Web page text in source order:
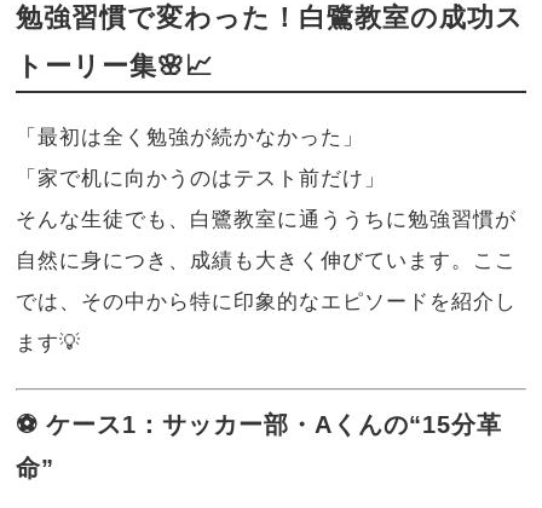
勉強習慣で変わった！白鷺教室の成功ス
トーリー集🌸📈
「最初は全く勉強が続かなかった」
「家で机に向かうのはテスト前だけ」
そんな生徒でも、白鷺教室に通ううちに勉強習慣が
自然に身につき、成績も大きく伸びています。ここ
では、その中から特に印象的なエピソードを紹介し
ます💡
⚽ ケース1：サッカー部・Aくんの“15分革
命”